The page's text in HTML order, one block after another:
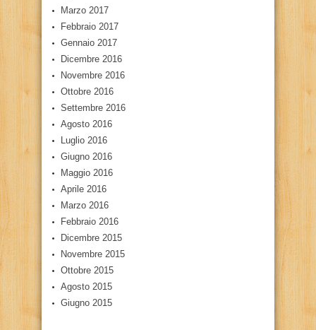
Marzo 2017
Febbraio 2017
Gennaio 2017
Dicembre 2016
Novembre 2016
Ottobre 2016
Settembre 2016
Agosto 2016
Luglio 2016
Giugno 2016
Maggio 2016
Aprile 2016
Marzo 2016
Febbraio 2016
Dicembre 2015
Novembre 2015
Ottobre 2015
Agosto 2015
Giugno 2015